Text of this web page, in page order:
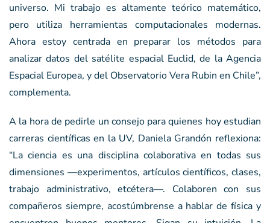
universo. Mi trabajo es altamente teórico matemático,
pero utiliza herramientas computacionales modernas.
Ahora estoy centrada en preparar los métodos para
analizar datos del satélite espacial Euclid, de la Agencia
Espacial Europea, y del Observatorio Vera Rubin en Chile”,
complementa.
A la hora de pedirle un consejo para quienes hoy estudian
carreras científicas en la UV, Daniela Grandón reflexiona:
“La ciencia es una disciplina colaborativa en todas sus
dimensiones —experimentos, artículos científicos, clases,
trabajo administrativo, etcétera—. Colaboren con sus
compañeros siempre, acostúmbrense a hablar de física y